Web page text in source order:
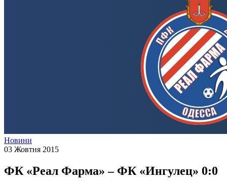
Новини
03 Жовтня 2015
ФК «Реал Фарма» – ФК «Ингулец» 0:0